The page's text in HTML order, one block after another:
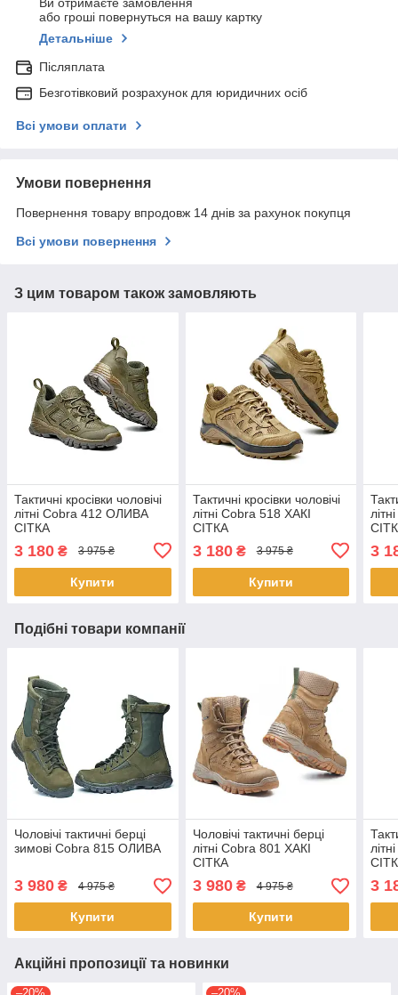
Ви отримаєте замовлення
або гроші повернуться на вашу картку
Детальніше
Післяплата
Безготівковий розрахунок для юридичних осіб
Всі умови оплати
Умови повернення
Повернення товару впродовж 14 днів за рахунок покупця
Всі умови повернення
З цим товаром також замовляють
Тактичні кросівки чоловічі
літні Cobra 412 ОЛИВА
СІТКА
3 180 ₴ 3 975 ₴
Купити
Тактичні кросівки чоловічі
літні Cobra 518 ХАКІ
СІТКА
3 180₴ 3 975 ₴
Купити
3
Подібні товари компанії
Чоловічі тактичні берці
зимові Cobra 815 ОЛИВА
3 980 ₴ 4 975 ₴
Купити
Чоловічі тактичні берці
літні Cobra 801 ХАКІ
СІТКА
3 980₴ 4 975 ₴
Купити
3
Акційні пропозиції та новинки